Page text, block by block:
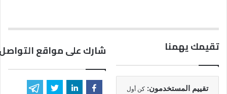
تقيمك يهمنا
تقييم المستخدمون: كن أول
شارك على مواقع